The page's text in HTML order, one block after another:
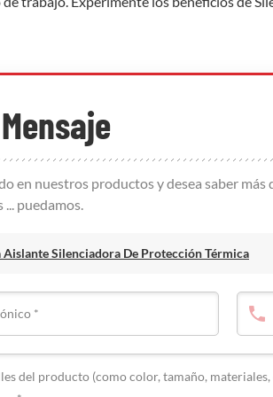
en nuestros productos y desea saber
puedamos.
Aislante Silenciadora De Protección Térmica